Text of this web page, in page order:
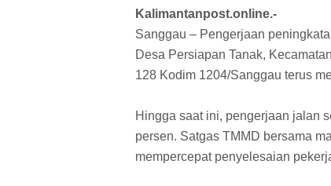
Kalimantanpost.online.-
Sanggau – Pengerjaan
Desa Persiapan Tanak,
128 Kodim 1204/Sanggau terus
Hingga saat ini, pengerjaan jalan
persen. Satgas TMMD bersama
mempercepat penyelesaian